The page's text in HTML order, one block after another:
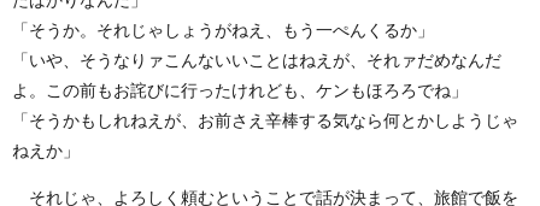
「そうか。それじゃしょうがねえ、もう一ぺんくるか」
「いや、そうなりァこんないいことはねえが、それァだめなんだ
よ。この前もお詫びに行ったけれども、ケンもほろろでね」
「そうかもしれねえが、お前さえ辛棒する気なら何とかしようじゃ
ねえか」
それじゃ、よろしく頼むということで話が決まって、旅館で飯を